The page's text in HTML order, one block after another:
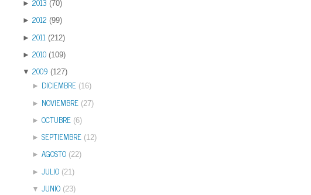
► 2013 (70)
► 2012 (99)
► 2011 (212)
► 2010 (109)
▼ 2009 (127)
► DICIEMBRE (16)
► NOVIEMBRE (27)
► OCTUBRE (6)
► SEPTIEMBRE (12)
► AGOSTO (22)
► JULIO (21)
▼ JUNIO (23)